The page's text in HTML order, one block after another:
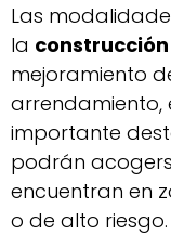
Las
la
mejoramiento
arrendamiento,
importante
podrán
encuentran en
o de alto riesgo.